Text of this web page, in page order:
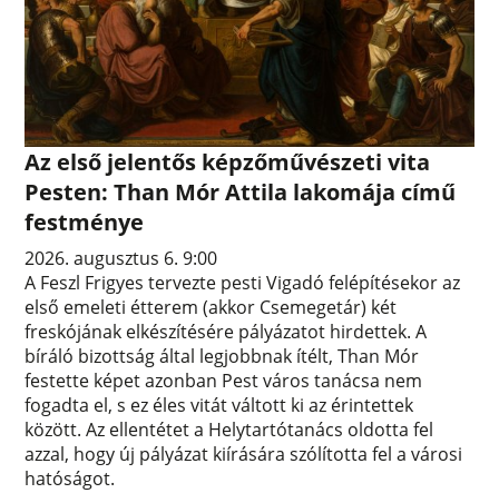
Az első jelentős képzőművészeti vita
Pesten: Than Mór Attila lakomája című
festménye
2026. augusztus 6. 9:00
A Feszl Frigyes tervezte pesti Vigadó felépítésekor az
első emeleti étterem (akkor Csemegetár) két
freskójának elkészítésére pályázatot hirdettek. A
bíráló bizottság által legjobbnak ítélt, Than Mór
festette képet azonban Pest város tanácsa nem
fogadta el, s ez éles vitát váltott ki az érintettek
között. Az ellentétet a Helytartótanács oldotta fel
azzal, hogy új pályázat kiírására szólította fel a városi
hatóságot.